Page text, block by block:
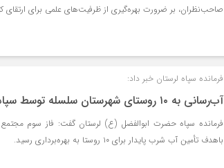
صاحب‌نظران، بر ضرورت بهره‌گیری از ظرفیت‌های علمی برای ارتقای
فرمانده سپاه لرستان خبر داد:
آب‌رسانی به ۱۰ روستای شهرستان سلسله توسط سپاه
فرمانده سپاه حضرت ابوالفضل (ع) لرستان گفت: فاز سوم
باهدف تأمین آب شرب پایدار برای ۱۰ روستا به بهره‌برداری رسید.